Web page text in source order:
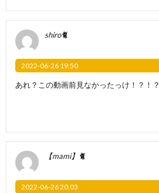
shiro🐈
2022-06-26 19:50
あれ？この動画前見なかったっけ！？！？
【mami】🐈
2022-06-26 20:03